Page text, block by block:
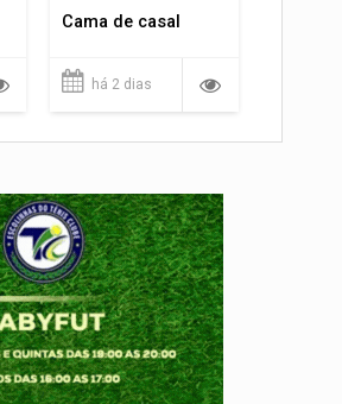
Cama de casal
há 2 dias